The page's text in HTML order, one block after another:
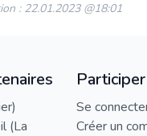
: 22.01.2023 @18:01
(La
Participer
Se
Créer un